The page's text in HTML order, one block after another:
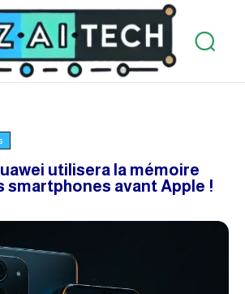
utilisera la mémoire
smartphones avant Apple !